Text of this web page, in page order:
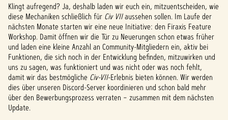
Klingt aufregend? Ja, deshalb laden wir euch ein, mitzuentscheiden, wie
diese Mechaniken schließlich für Civ VIIaussehen sollen. Im Laufe der
nächsten Monate starten wir eine neue Initiative: den Firaxis Feature
Workshop. Damit öffnen wir die Tür zu Neuerungen schon etwas früher
und laden eine kleine Anzahl an Community-Mitgliedern ein, aktiv bei
Funktionen, die sich noch in der Entwicklung befinden, mitzuwirken und
uns zu sagen, was funktioniert und was nicht oder was noch fehlt,
damit wir das bestmögliche Civ-VII-Erlebnis bieten können. Wir werden
dies über unseren Discord-Server koordinieren und schon bald mehr
über den Bewerbungsprozess verraten – zusammen mit dem nächsten
Update.